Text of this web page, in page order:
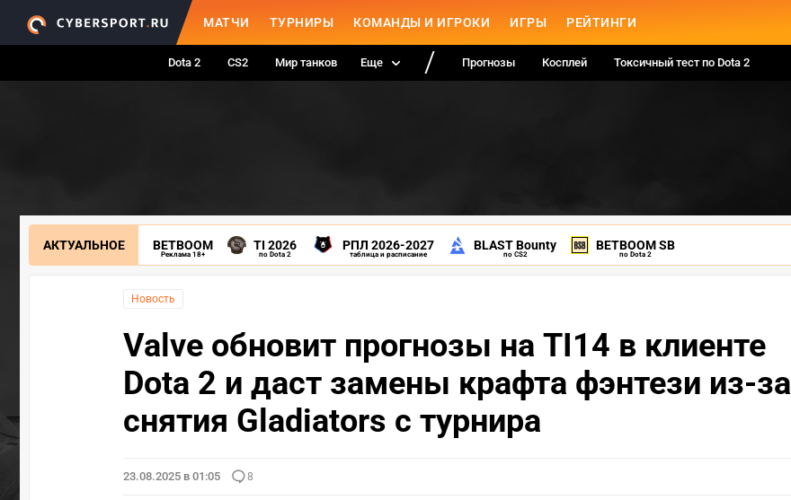
МАТЧИ ТУРНИРЫ КОМАНДЫ И ИГРОКИ ИГРЫ РЕЙТИНГИ
Dota 2 CS2 Мир танков Еще Прогнозы Косплей Токсичный тест по Dota 2
АКТУАЛЬНОЕ BETBOOM
Реклама 18+
TI 2026
по Dota 2
РПЛ 2026-2027
таблица и расписание
BLAST Bounty
по CS2
BETBOOM SB
по Dota 2
Новость
Valve обновит прогнозы на TI14 в клиенте
Dota 2 и даст замены крафта фэнтези из-за
снятия Gladiators с турнира
23.08.2025 в 01:05 8